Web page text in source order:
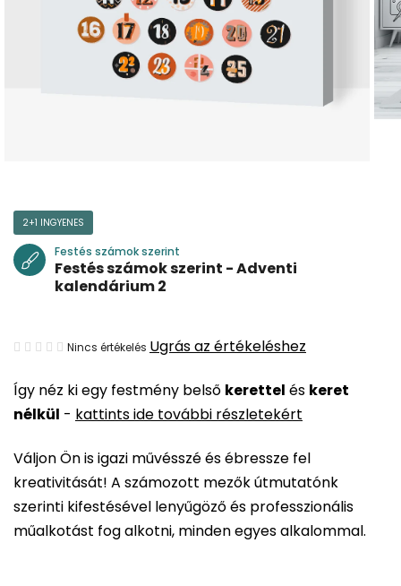
Így néz ki egy festmény belső kerettel és keret
nélkül - kattints ide további részletekért
Váljon Ön is igazi művésszé és ébressze fel
kreativitását! A számozott mezők útmutatónk
szerinti kifestésével lenyűgöző és professzionális
műalkotást fog alkotni, minden egyes alkalommal.
2+1 INGYENES
Festés számok szerint
Festés számok szerint - Adventi
kalendárium 2
A
átlagos
értékelése
ből
0,0
csillag.
Nincs értékelés Ugrás az értékeléshez